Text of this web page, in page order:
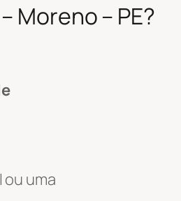
Moreno – PE?
ou uma